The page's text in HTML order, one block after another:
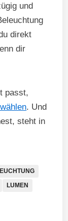
und
direkt
dir
passt,
. Und
steht in
LUMEN